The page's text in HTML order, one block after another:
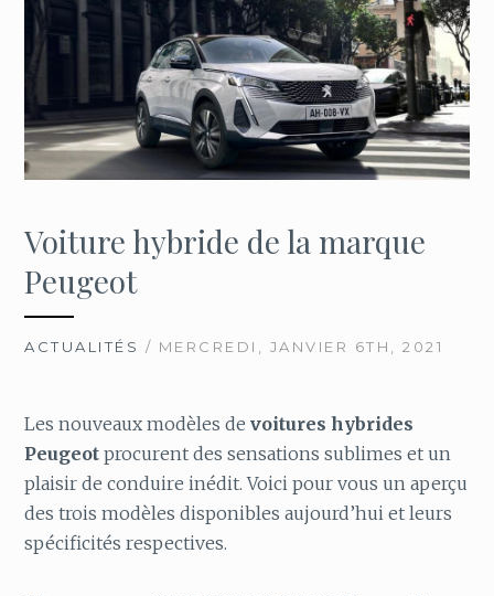
Voiture hybride de la marque
Peugeot
ACTUALITÉS / MERCREDI, JANVIER 6TH, 2021
Les nouveaux modèles devoitures hybrides
Peugeot procurent des sensations sublimes et un
plaisir de conduire inédit. Voici pour vous un aperçu
des trois modèles disponibles aujourd’hui et leurs
spécificités respectives.